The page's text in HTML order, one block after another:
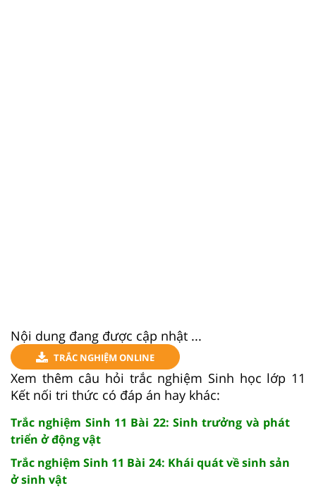
Nội dung đang được cập nhật ...
TRẮC NGHIỆM ONLINE
Xem thêm câu hỏi trắc nghiệm Sinh học lớp 11
Kết nối tri thức có đáp án hay khác:
Trắc nghiệm Sinh 11 Bài 22: Sinh trưởng và phát
triển ở động vật
Trắc nghiệm Sinh 11 Bài 24: Khái quát về sinh sản
ở sinh vật